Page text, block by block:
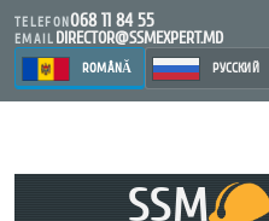
TELEFON068 11 84 55
EMAIL DIRECTOR@SSMEXPERT.MD
ROMÂNĂ РУССКИЙ
SSM